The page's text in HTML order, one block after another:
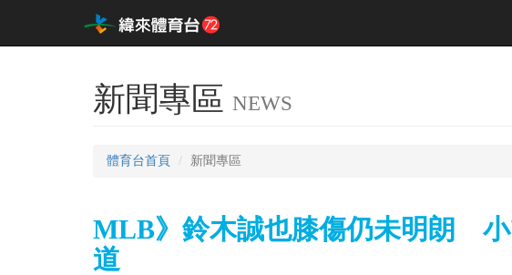
新聞專區 NEWS
體育台首頁 新聞專區
MLB》鈴木誠也膝傷仍未明朗 小
道